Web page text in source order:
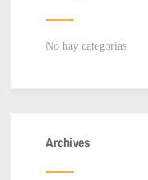
No hay categorías
Archives